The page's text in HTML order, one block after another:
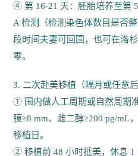
④ 第 16-21 天：胚胎培养至第
A 检测（检测染色体数目是否
段时间夫妻可回国，也可在洛
零。
3. 二次赴美移植（隔月或任意
① 国内做人工周期或自然周期
膜≥8 mm、雌二醇≥200 pg/mL
移植日。
② 移植前 48 小时抵美，休息 1